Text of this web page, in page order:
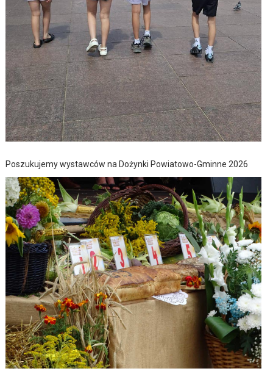
Poszukujemy wystawców na Dożynki Powiatowo-Gminne 2026